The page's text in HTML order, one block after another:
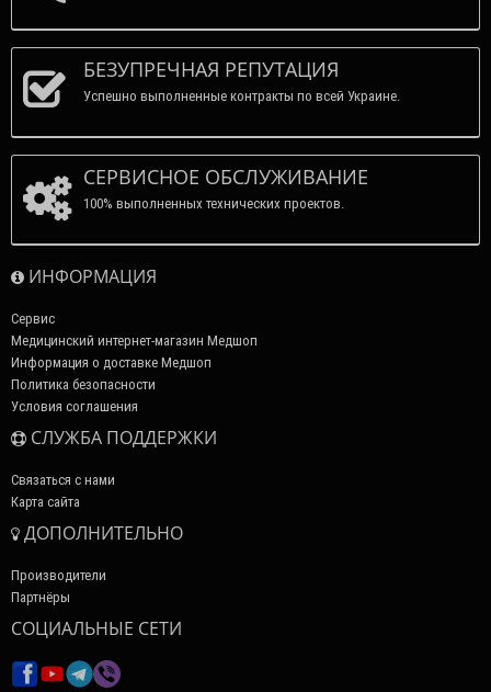
БЕЗУПРЕЧНАЯ РЕПУТАЦИЯ
Успешно выполненные контракты по всей Украине.
СЕРВИСНОЕ ОБСЛУЖИВАНИЕ
100% выполненных технических проектов.
ИНФОРМАЦИЯ
Сервис
Медицинский интернет-магазин Медшоп
Информация о доставке Медшоп
Политика безопасности
Условия соглашения
СЛУЖБА ПОДДЕРЖКИ
Связаться с нами
Карта сайта
ДОПОЛНИТЕЛЬНО
Производители
Партнёры
СОЦИАЛЬНЫЕ СЕТИ